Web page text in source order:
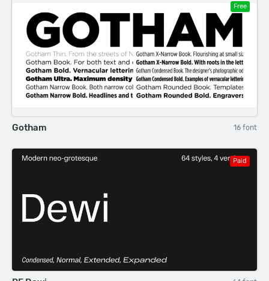
Free
Gotham 16 font
Paid